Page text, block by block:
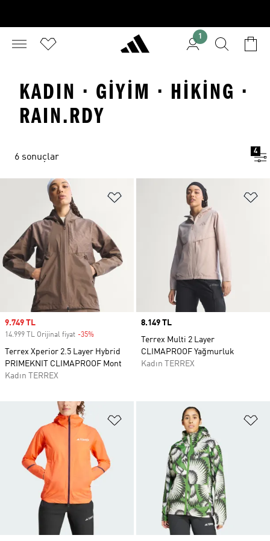
1
KADIN · GIYIM · HIKING ·
RAIN.RDY
6 sonuçlar
4
Favori Listesine Ekle
Sale price
9.749 TL
14.999 TL Orijinal fiyat -35%
Terrex Xperior 2.5 Layer Hybrid
PRIMEKNIT CLIMAPROOF Mont
Kadın TERREX
Price
8.149 TL
Terrex Multi 2 Layer
CLIMAPROOF Yağmurluk
Kadın TERREX
Favori Listesine Ekle